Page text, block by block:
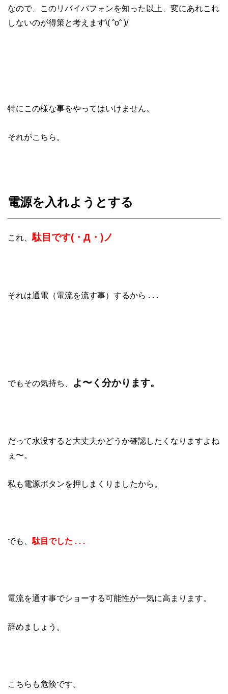
なので、このリバイバフォンを知った以上、変にあれこれ
しないのが得策と考えます\( ˆoˆ )/
特にこの様な事をやってはいけません。
それがこちら。
電源を入れようとする
これ、駄目です(・Д・)ノ
それは通電（電流を流す事）するから . . .
でもその気持ち、 よ〜く 分かります。
だって水没すると大丈夫かどうか確認したくなりますよね
ぇ〜。
私も電源ボタンを押しまくりましたから。
でも、駄目でした . . .
電流を通す事でショーする可能性が一気に高まります。
辞めましょう。
こちらも危険です。